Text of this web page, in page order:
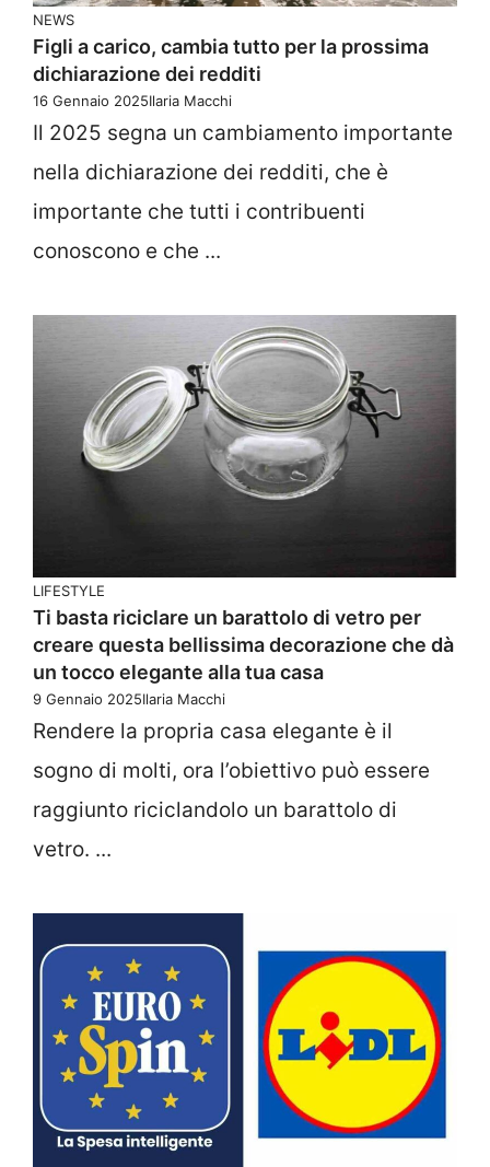
NEWS
Figli a carico, cambia tutto per la prossima
dichiarazione dei redditi
16 Gennaio 2025Ilaria Macchi
Il 2025 segna un cambiamento importante
nella dichiarazione dei redditi, che è
importante che tutti i contribuenti
conoscono e che ...
LIFESTYLE
Ti basta riciclare un barattolo di vetro per
creare questa bellissima decorazione che dà
un tocco elegante alla tua casa
9 Gennaio 2025Ilaria Macchi
Rendere la propria casa elegante è il
sogno di molti, ora l’obiettivo può essere
raggiunto riciclandolo un barattolo di
vetro. ...